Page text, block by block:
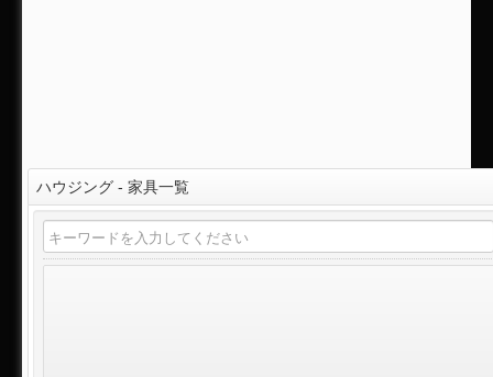
ハウジング - 家具一覧